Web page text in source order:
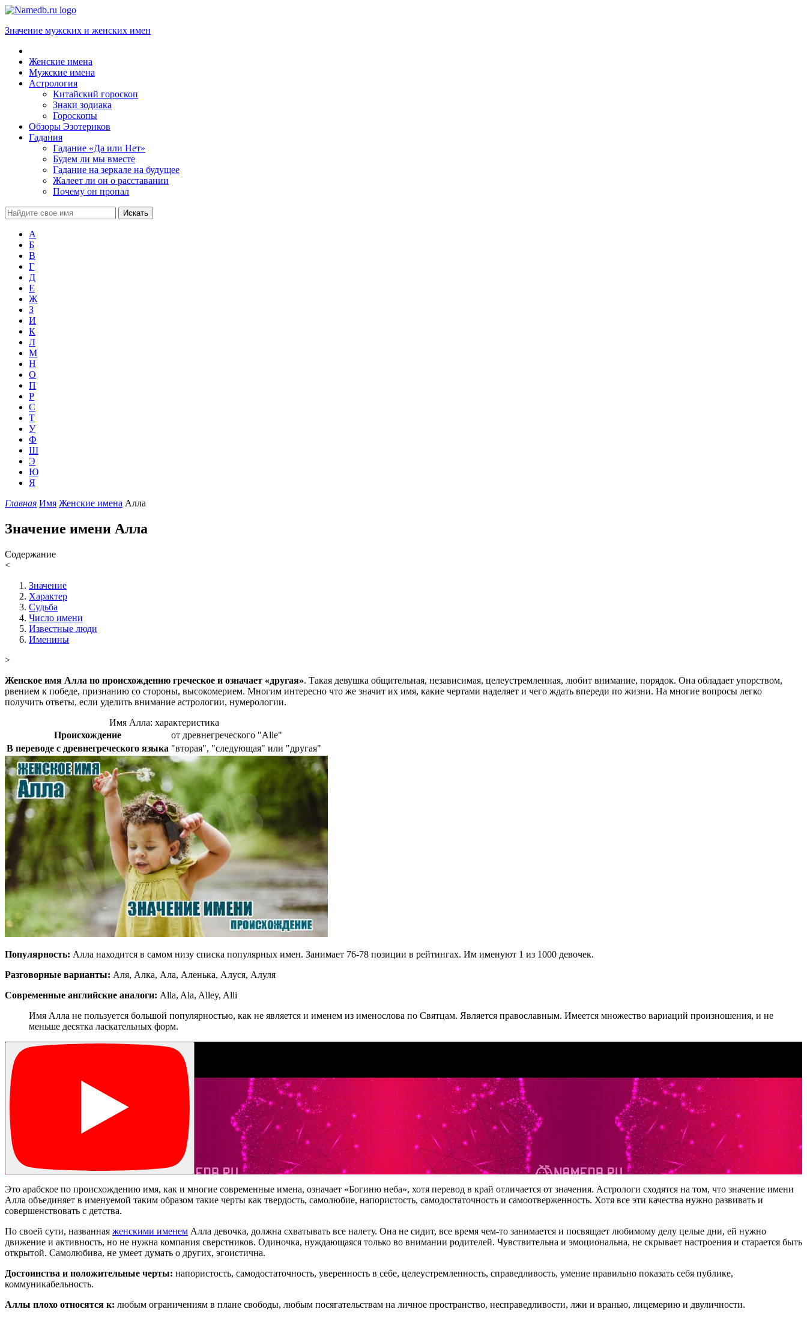
Значение мужских и женских имен
Женские имена
Мужские имена
Астрология
Китайский гороскоп
Знаки зодиака
Гороскопы
Обзоры Эзотериков
Гадания
Гадание «Да или Нет»
Будем ли мы вместе
Гадание на зеркале на будущее
Жалеет ли он о расставании
Почему он пропал
А
Б
В
Г
Д
Е
Ж
З
И
К
Л
М
Н
О
П
Р
С
Т
У
Ф
Ш
Э
Ю
Я
Главная Имя Женские имена Алла
Значение имени Алла
Содержание
<
Значение
Характер
Судьба
Число имени
Известные люди
Именины
>
Женское имя Алла по происхождению греческое и означает «другая». Такая девушка общительная, независимая, целеустремленная, любит внимание, порядок. Она обладает упорством,
рвением к победе, признанию со стороны, высокомерием. Многим интересно что же значит их имя, какие чертами наделяет и чего ждать впереди по жизни. На многие вопросы легко
получить ответы, если уделить внимание астрологии, нумерологии.
Имя Алла: характеристика
Происхождение
от древнегреческого "Alle"
В переводе с древнегреческого языка "вторая", "следующая" или "другая"
Популярность: Алла находится в самом низу списка популярных имен. Занимает 76-78 позиции в рейтингах. Им именуют 1 из 1000 девочек.
Разговорные варианты: Аля, Алка, Ала, Аленька, Алуся, Алуля
Современные английские аналоги: Alla, Ala, Alley, Alli
Имя Алла не пользуется большой популярностью, как не является и именем из именослова по Святцам. Является православным. Имеется множество вариаций произношения, и не
меньше десятка ласкательных форм.
Это арабское по происхождению имя, как и многие современные имена, означает «Богиню неба», хотя перевод в край отличается от значения. Астрологи сходятся на том, что значение имени
Алла объединяет в именуемой таким образом такие черты как твердость, самолюбие, напористость, самодостаточность и самоотверженность. Хотя все эти качества нужно развивать и
совершенствовать с детства.
По своей сути, названная женскими именем Алла девочка, должна схватывать все налету. Она не сидит, все время чем-то занимается и посвящает любимому делу целые дни, ей нужно
движение и активность, но не нужна компания сверстников. Одиночка, нуждающаяся только во внимании родителей. Чувствительна и эмоциональна, не скрывает настроения и старается быть
открытой. Самолюбива, не умеет думать о других, эгоистична.
Достоинства и положительные черты: напористость, самодостаточность, уверенность в себе, целеустремленность, справедливость, умение правильно показать себя публике,
коммуникабельность.
Аллы плохо относятся к: любым ограничениям в плане свободы, любым посягательствам на личное пространство, несправедливости, лжи и вранью, лицемерию и двуличности.